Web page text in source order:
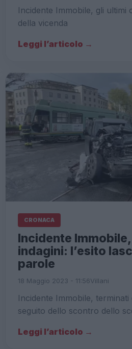
Incidente Immobile, gli ultimi
della vicenda
Leggi l’articolo →
CRONACA
Incidente
indagini: l’esito
parole
18 Maggio 2023 - 11:56Villani
Incidente Immobile,
seguito dello scontro dello
Leggi l’articolo →